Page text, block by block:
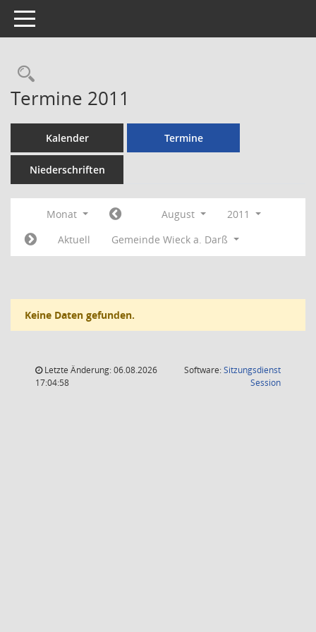
Toggle navigation
Rechercheauswahl
Termine 2011
Kalender Termine
Niederschriften
Monat August
2011
Aktuell
Gemeinde Wieck a. Darß
Keine Daten gefunden.
Letzte Änderung: 06.08.2026
17:04:58
Software:Sitzungsdienst
Session(Wird in